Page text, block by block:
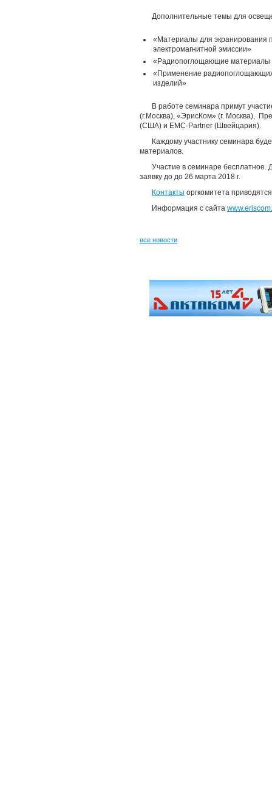
Дополнительные темы для
«Материалы для экранирования
электромагнитной эмиссии»
«Радиопоглощающие материалы
«Применение
изделий»
В работе семинара примут
(г.Москва), «ЭрисКом» (г. Москва),
(США) и EMC-Partner (Швейцария).
Каждому участнику семинара
материалов.
Участие в семинаре бесплатное.
заявку до до 26 марта 2018 г.
Контакты оргкомитета
Информация с сайта
все новости